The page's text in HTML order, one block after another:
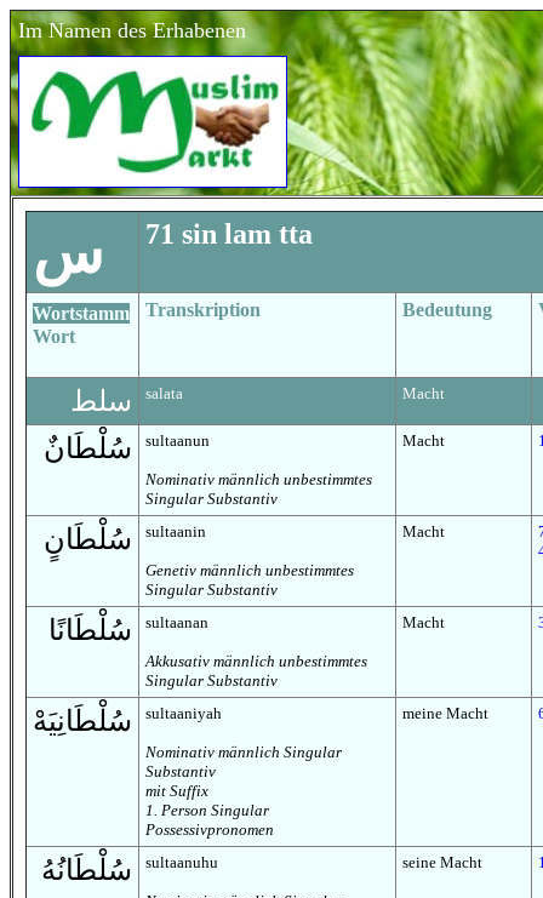
Im Namen des Erhabenen
س 71 sin lam tta
Wortstamm
Wort
Transkription Bedeutung
سلط salata Macht
سُلْطَانٌ sultaanun
Nominativ männlich unbestimmtes
Singular Substantiv
Macht
سُلْطَانٍ sultaanin
Genetiv männlich unbestimmtes
Singular Substantiv
Macht
سُلْطَانًا sultaanan
Akkusativ männlich unbestimmtes
Singular Substantiv
Macht
سُلْطَانِيَهْ sultaaniyah
Nominativ männlich Singular
Substantiv
mit Suffix
1. Person Singular
Possessivpronomen
meine Macht
سُلْطَانُهُ sultaanuhu seine Macht